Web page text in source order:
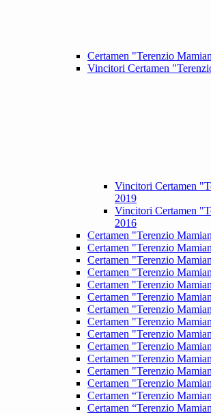
Certamen "Terenzio
Vincitori Certamen
Vincitori Certamen
2019
Vincitori Certamen
2016
Certamen "Terenzio
Certamen "Terenzio
Certamen "Terenzio
Certamen "Terenzio
Certamen "Terenzio
Certamen "Terenzio
Certamen "Terenzio
Certamen "Terenzio
Certamen "Terenzio
Certamen "Terenzio
Certamen "Terenzio
Certamen "Terenzio
Certamen "Terenzio
Certamen “Terenzio
Certamen “Terenzio